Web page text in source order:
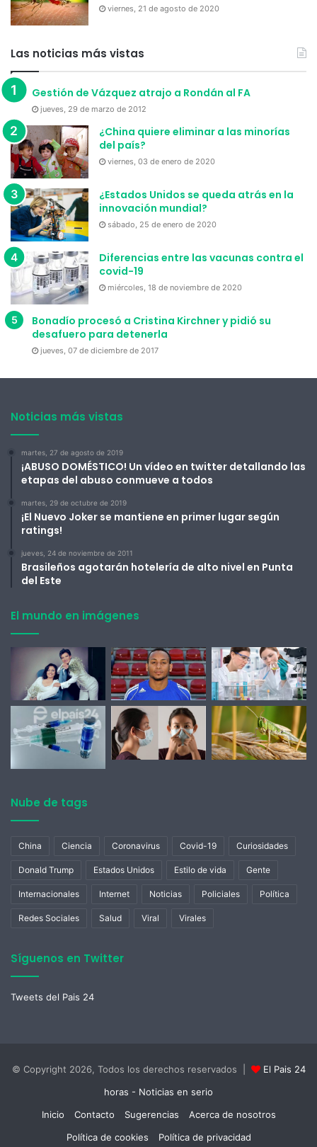
viernes, 21 de agosto de 2020
Las noticias más vistas
Gestión de Vázquez atrajo a Rondán al FA
jueves, 29 de marzo de 2012
¿China quiere eliminar a las minorías
del país?
viernes, 03 de enero de 2020
¿Estados Unidos se queda atrás en la
innovación mundial?
sábado, 25 de enero de 2020
Diferencias entre las vacunas contra el
covid-19
miércoles, 18 de noviembre de 2020
Bonadío procesó a Cristina Kirchner y pidió su
desafuero para detenerla
jueves, 07 de diciembre de 2017
Noticias más vistas
martes, 27 de agosto de 2019
¡ABUSO DOMÉSTICO! Un vídeo en twitter detallando las
etapas del abuso conmueve a todos
martes, 29 de octubre de 2019
¡El Nuevo Joker se mantiene en primer lugar según
ratings!
jueves, 24 de noviembre de 2011
Brasileños agotarán hotelería de alto nivel en Punta
del Este
El mundo en imágenes
Nube de tags
China Ciencia Coronavirus Covid-19 Curiosidades
Donald Trump Estados Unidos Estilo de vida Gente
Internacionales Internet Noticias Policiales Política
Redes Sociales Salud Viral Virales
Síguenos en Twitter
Tweets del Pais 24
© Copyright 2026, Todos los derechos reservados |
El Pais 24
horas - Noticias en serio
Inicio
Contacto Sugerencias
Acerca de nosotros
Política de cookies
Política de privacidad